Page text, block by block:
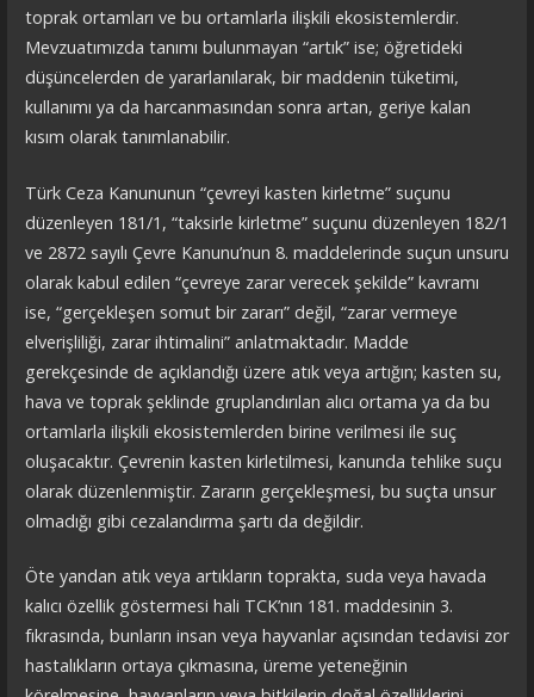
toprak ortamları ve bu ortamlarla ilişkili ekosistemlerdir.
Mevzuatımızda tanımı bulunmayan “artık” ise; öğretideki
düşüncelerden de yararlanılarak, bir maddenin tüketimi,
kullanımı ya da harcanmasından sonra artan, geriye kalan
kısım olarak tanımlanabilir.
Türk Ceza Kanununun “çevreyi kasten kirletme” suçunu
düzenleyen 181/1, “taksirle kirletme” suçunu düzenleyen 182/1
ve 2872 sayılı Çevre Kanunu’nun 8. maddelerinde suçun unsuru
olarak kabul edilen “çevreye zarar verecek şekilde” kavramı
ise, “gerçekleşen somut bir zararı” değil, “zarar vermeye
elverişliliği, zarar ihtimalini” anlatmaktadır. Madde
gerekçesinde de açıklandığı üzere atık veya artığın; kasten su,
hava ve toprak şeklinde gruplandırılan alıcı ortama ya da bu
ortamlarla ilişkili ekosistemlerden birine verilmesi ile suç
oluşacaktır. Çevrenin kasten kirletilmesi, kanunda tehlike suçu
olarak düzenlenmiştir. Zararın gerçekleşmesi, bu suçta unsur
olmadığı gibi cezalandırma şartı da değildir.
Öte yandan atık veya artıkların toprakta, suda veya havada
kalıcı özellik göstermesi hali TCK’nın 181. maddesinin 3.
fıkrasında, bunların insan veya hayvanlar açısından tedavisi zor
hastalıkların ortaya çıkmasına, üreme yeteneğinin